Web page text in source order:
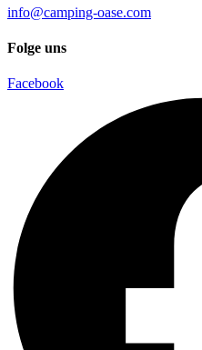
info@camping-oase.com
Folge uns
Facebook